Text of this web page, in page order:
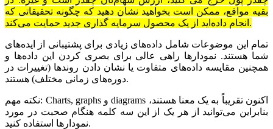
بقیه مواقع، ممکن است بخواهید نشان دهید که چگونه تحقیقاتی که
انجام داده‌اید از یک محصول سرمایه گذاری جدید حمایت می‌کند.
تمام این موضوعات شامل داده‌های زیادی برای پشتیبانی از ایده‌های
شما هستند. نمودارها راهی عالی برای بصری کردن این داده‌ها و
همچنین مقایسه‌ داده‌های متفاوت یا نشان دادن روندها (تغییرات در
دوره‌های زمانی مختلف) هستند.
نکته مهم: Charts, graphs و diagrams اکنون تقریباً به یک معنا هستند،
بنابراین می‌توانید از هر یک از این سه کلمه هنگام صحبت در مورد
نمودارها استفاده کنید.